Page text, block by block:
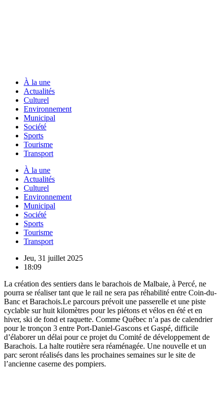
À la une
Actualités
Culturel
Environnement
Municipal
Société
Sports
Tourisme
Transport
À la une
Actualités
Culturel
Environnement
Municipal
Société
Sports
Tourisme
Transport
Jeu, 31 juillet 2025
18:09
La création des sentiers dans le barachois de Malbaie, à Percé, ne
pourra se réaliser tant que le rail ne sera pas réhabilité entre Coin-du-
Banc et Barachois.Le parcours prévoit une passerelle et une piste
cyclable sur huit kilomètres pour les piétons et vélos en été et en
hiver, ski de fond et raquette. Comme Québec n’a pas de calendrier
pour le tronçon 3 entre Port-Daniel-Gascons et Gaspé, difficile
d’élaborer un délai pour ce projet du Comité de développement de
Barachois. La halte routière sera réaménagée. Une nouvelle et un
parc seront réalisés dans les prochaines semaines sur le site de
l’ancienne caserne des pompiers.